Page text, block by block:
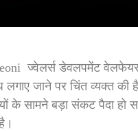
ज्वेलर्स डेवलपमेंट वेलफेयर
लगाए जाने पर चिंत व्यक्त
के सामने बड़ा संकट पैदा